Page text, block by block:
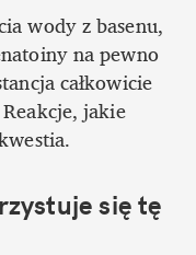
wody z basenu,
na pewno
całkowicie
jakie
się tę